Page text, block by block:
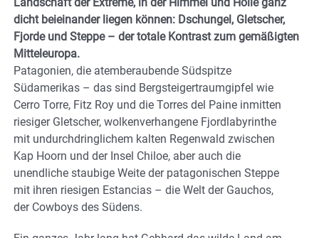
dicht beieinander liegen können: Dschungel, Gletscher,
Fjorde und Steppe – der totale Kontrast zum gemäßigten
Mitteleuropa.
Patagonien, die atemberaubende Südspitze
Südamerikas – das sind Bergsteigertraumgipfel wie
Cerro Torre, Fitz Roy und die Torres del Paine inmitten
riesiger Gletscher, wolkenverhangene Fjordlabyrinthe
mit undurchdringlichem kalten Regenwald zwischen
Kap Hoorn und der Insel Chiloe, aber auch die
unendliche staubige Weite der patagonischen Steppe
mit ihren riesigen Estancias – die Welt der Gauchos,
der Cowboys des Südens.